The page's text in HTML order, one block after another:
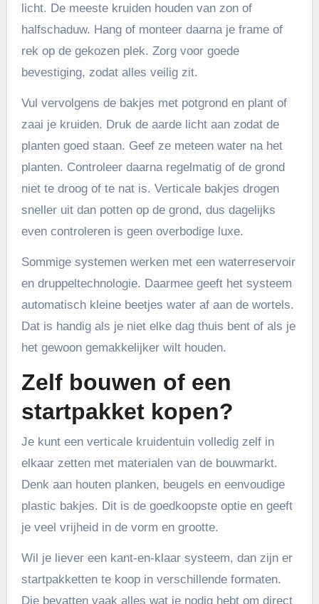
licht. De meeste kruiden houden van zon of
halfschaduw. Hang of monteer daarna je frame of
rek op de gekozen plek. Zorg voor goede
bevestiging, zodat alles veilig zit.
Vul vervolgens de bakjes met potgrond en plant of
zaai je kruiden. Druk de aarde licht aan zodat de
planten goed staan. Geef ze meteen water na het
planten. Controleer daarna regelmatig of de grond
niet te droog of te nat is. Verticale bakjes drogen
sneller uit dan potten op de grond, dus dagelijks
even controleren is geen overbodige luxe.
Sommige systemen werken met een waterreservoir
en druppeltechnologie. Daarmee geeft het systeem
automatisch kleine beetjes water af aan de wortels.
Dat is handig als je niet elke dag thuis bent of als je
het gewoon gemakkelijker wilt houden.
Zelf bouwen of een
startpakket kopen?
Je kunt een verticale kruidentuin volledig zelf in
elkaar zetten met materialen van de bouwmarkt.
Denk aan houten planken, beugels en eenvoudige
plastic bakjes. Dit is de goedkoopste optie en geeft
je veel vrijheid in de vorm en grootte.
Wil je liever een kant-en-klaar systeem, dan zijn er
startpakketten te koop in verschillende formaten.
Die bevatten vaak alles wat je nodig hebt om direct